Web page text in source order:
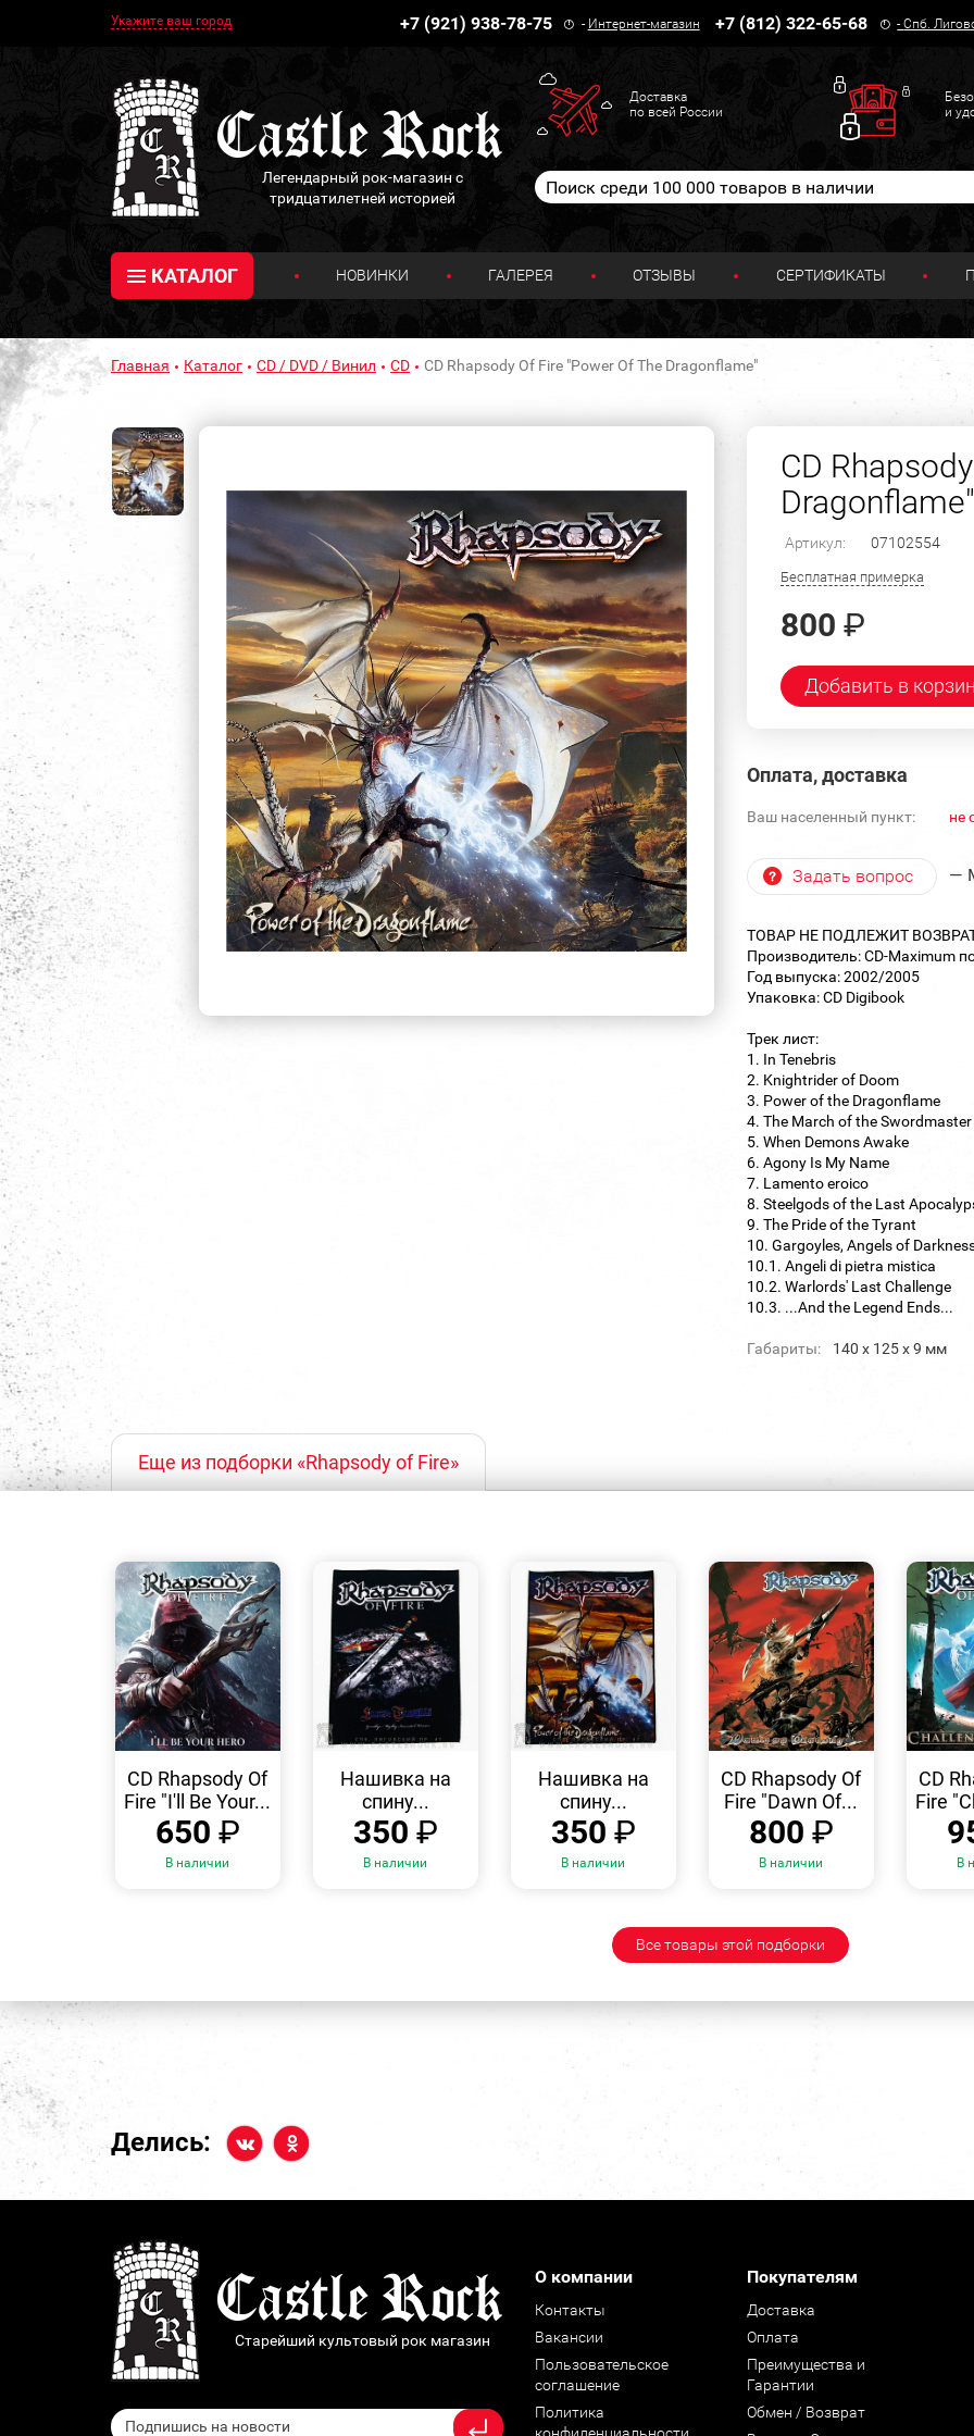
Укажите ваш город +7 (921) 938-78-75 - Интернет-магазин +7 (812) 322-65-68 -Спб.
Легендарный рок-магазин с
тридцатилетней историей
Доставка
по всей России
и
КАТАЛОГ НОВИНКИ ГАЛЕРЕЯ ОТЗЫВЫ СЕРТИФИКАТЫ
Главная Каталог CD / DVD / Винил CD CD Rhapsody Of Fire "Power Of The Dragonflame"
CD
Dragonflame"
Артикул: 07102554
Бесплатная примерка
800 ₽
Добавить в
Оплата, доставка
Ваш населенный пункт: не
Задать вопрос —
ТОВАР НЕ ПОДЛЕЖИТ
Производитель: CD-Maximum
Год выпуска: 2002/2005
Упаковка: CD Digibook
Трек лист:
1. In Tenebris
2. Knightrider of Doom
3. Power of the Dragonflame
4. The March of the Swordmaster
5. When Demons Awake
6. Agony Is My Name
7. Lamento eroico
8. Steelgods of the Last
9. The Pride of the Tyrant
10. Gargoyles, Angels of
10.1. Angeli di pietra mistica
10.2. Warlords' Last Challenge
10.3. ...And the Legend Ends...
Габариты: 140 х 125 х 9 мм
Еще из подборки «Rhapsody of Fire»
ПРОСМОТР
CD Rhapsody Of
Fire "I'll Be Your...
650 ₽
В наличии
Нашивка на
спину...
350 ₽
В наличии
Нашивка на
спину...
350 ₽
В наличии
ПРОСМОТР
CD Rhapsody Of
Fire "Dawn Of...
800 ₽
В наличии
CD
Fire
В
Все товары этой подборки
Делись:
Старейший культовый рок магазин
О компании
Контакты
Вакансии
Пользовательское
соглашение
Политика
Покупателям
Доставка
Оплата
Преимущества и
Гарантии
Обмен / Возврат